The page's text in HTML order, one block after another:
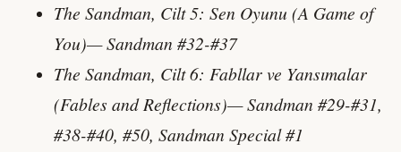
The Sandman, Cilt 5: Sen Oyunu (A Game of
You)— Sandman #32-#37
The Sandman, Cilt 6: Fabllar ve Yansımalar
(Fables and Reflections)— Sandman #29-#31,
#38-#40, #50, Sandman Special #1